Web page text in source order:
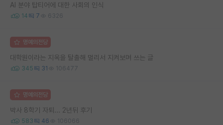
AI 분야 탑티어에 대한 사회의 인식
14 7 6326
명예의전당
대학원이라는 지옥을 탈출해 멀리서 지켜보며 쓰는 글
345 31 106477
명예의전당
박사 8학기 자퇴... 2년뒤 후기
583 46 106066